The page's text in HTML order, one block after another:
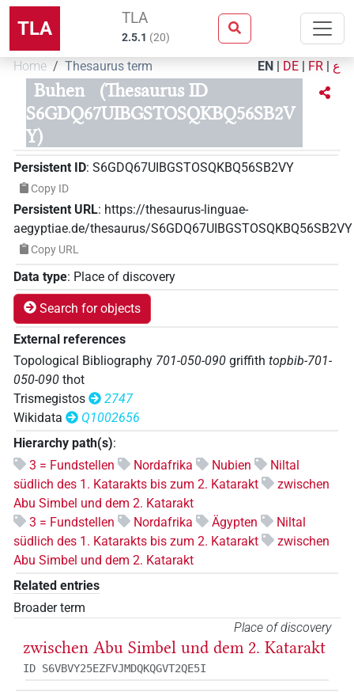
TLA TLA
2.5.1 (20)
Home Thesaurus term EN | DE | FR | ع
Buhen
(Thesaurus ID
S6GDQ67UIBGSTOSQKBQ56SB2V
Y)
Persistent ID: S6GDQ67UIBGSTOSQKBQ56SB2VY
Copy ID
Persistent URL: https://thesaurus-linguae-
aegyptiae.de/thesaurus/S6GDQ67UIBGSTOSQKBQ56SB2VY
Copy URL
Data type: Place of discovery
Search for objects
External references
Topological Bibliography 701-050-090 griffith topbib-701-
050-090 thot
Trismegistos
2747
Wikidata
Q1002656
Hierarchy path(s):
3 = Fundstellen
Nordafrika Nubien
Niltal
südlich des 1. Katarakts bis zum 2. Katarakt
zwischen
Abu Simbel und dem 2. Katarakt
3 = Fundstellen
Nordafrika Ägypten
Niltal
südlich des 1. Katarakts bis zum 2. Katarakt
zwischen
Abu Simbel und dem 2. Katarakt
Related entries
Broader term
Place of discovery
zwischen Abu Simbel und dem 2. Katarakt
ID S6VBVY25EZFVJMDQKQGVT2QE5I